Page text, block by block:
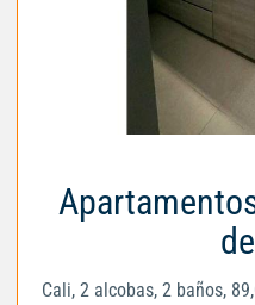
Cali, 2 alcobas, 2 baños,